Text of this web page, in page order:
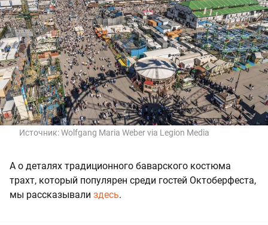
Источник:Wolfgang Maria Weber via Legion Media
А о деталях традиционного баварского костюма
трахт, который популярен среди гостей Октоберфеста,
мы рассказывали здесь.